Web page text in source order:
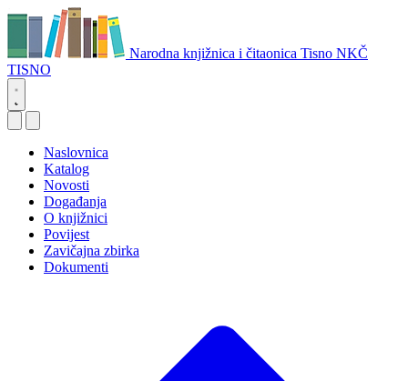
Narodna knjižnica i čitaonica Tisno NKČ
TISNO
Naslovnica
Katalog
Novosti
Događanja
O knjižnici
Povijest
Zavičajna zbirka
Dokumenti